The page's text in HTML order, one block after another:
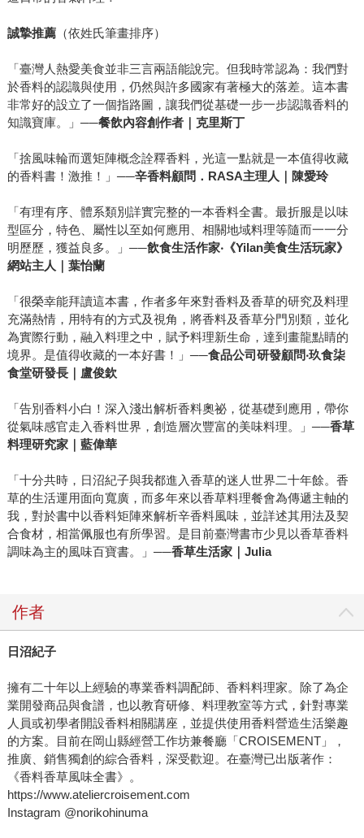
誠摯推薦（依姓氏筆畫排序）
「臺灣人熱愛美食並非三言兩語能說完。但我時常認為：我們對
於香料的認識與使用，仍然與許多國家有著極大的落差。這本書
非常好的設立了一個指路圖，讓我們從基礎一步一步認識香料的
知識寶庫。」──餐飲內容創作者｜克里斯丁
「捨風味輪而選矩陣概念詮釋香料，光這一點就是一本值得收藏
的香料書！激推！」──辛香料顧問． RASA主理人｜陳愛玲
「有理有序、體系類別詳實完整的一本香料全書。最折服是以味
型區分，特色、屬性以至如何應用、相關地域料理等隨而一一分
明歷歷，獲益良多。」──飲食生活作家‧《Yilan美食生活玩家》
網站主人｜葉怡蘭
「很榮幸能拜讀這本書，作者多年來對香料及香草的研究及料理
充滿熱情，用特有的方式及視角，將香料及香草分門別類，並化
為實際行動，融入料理之中，賦予料理新生命，達到畫龍點睛的
境界。是值得收藏的一本好書！」──食品公司研發顧問‧玖食柒
食堂研發長｜盧俊欽
「告別香料小白！深入淺出解析香料奧祕，從基礎到應用，帶你
從氣味感官走入香料世界，創造層次豐富的美味料理。」──香草
料理研究家｜藍偉華
「十分共時，日沼紀子與我都進入香草的迷人世界二十年餘。香
草的生活運用面向寬廣，而多年來以香草料理餐會為傳遞主軸的
我，對於書中以香料矩陣來解析辛香料風味，並詳述其用法及契
合食材，相當佩服也有所學習。是目前臺灣書市少見以香草香料
調味為主的風味百寶書。」──香草生活家｜ Julia
作者
日沼紀子
擁有二十年以上經驗的專業香料調配師、香料料理家。除了為企
業開發商品與食譜，也以教育研修、料理教室等方式，針對專業
人員或初學者開設香料相關講座，並提供使用香料營造生活樂趣
的方案。目前在岡山縣經營工作坊兼餐廳「CROISEMENT」，
推廣、銷售獨創的綜合香料，深受歡迎。在臺灣已出版著作：
《香料香草風味全書》。
https://www.ateliercroisement.com
Instagram @norikohinuma